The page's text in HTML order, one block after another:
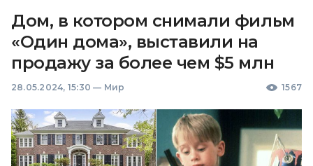
Дом, в котором снимали фильм
«Один дома», выставили на
продажу за более чем $5 млн
28.05.2024, 15:30 — Мир 1567